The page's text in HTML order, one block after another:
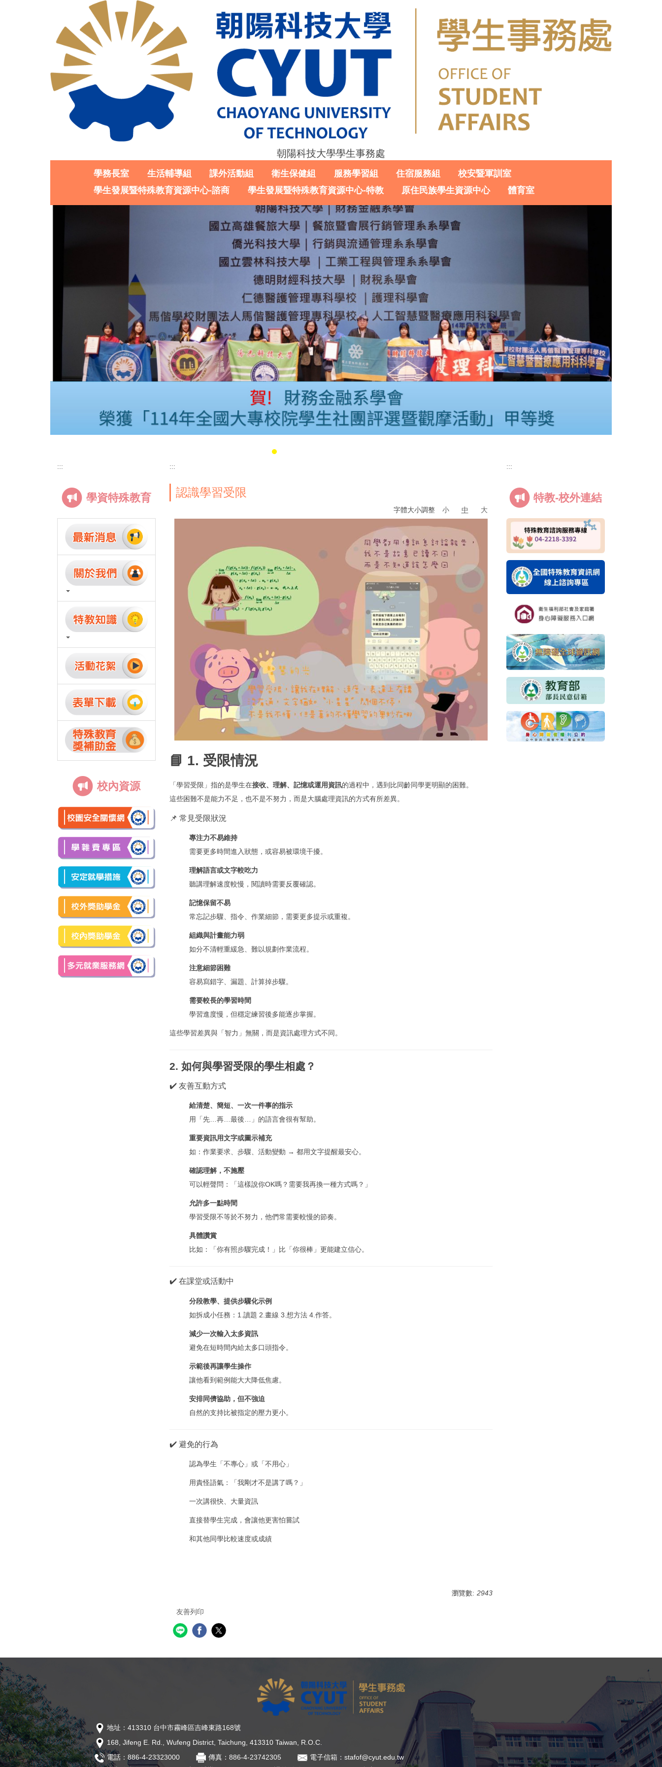
朝陽科技大學學生事務處
學務長室 生活輔導組 課外活動組 衛生保健組 服務學習組 住宿服務組
校安暨軍訓室
學生發展暨特殊教育資源中心-諮商
學生發展暨特殊教育資源中心-特教 原住民族學生資源中心 體育室
:::
學資特殊教育
校內資源
:::
認識學習受限
字體大小調整 小 中 大
📘 1. 受限情況
「學習受限」指的是學生在接收、理解、記憶或運用資訊的過程中，遇到比同齡同學更明顯的困難。
這些困難不是能力不足，也不是不努力，而是大腦處理資訊的方式有所差異。
📌 常見受限狀況
專注力不易維持
需要更多時間進入狀態，或容易被環境干擾。
理解語言或文字較吃力
聽講理解速度較慢，閱讀時需要反覆確認。
記憶保留不易
常忘記步驟、指令、作業細節，需要更多提示或重複。
組織與計畫能力弱
如分不清輕重緩急、難以規劃作業流程。
注意細節困難
容易寫錯字、漏題、計算掉步驟。
需要較長的學習時間
學習進度慢，但穩定練習後多能逐步掌握。
這些學習差異與「智力」無關，而是資訊處理方式不同。
2. 如何與學習受限的學生相處？
✔️ 友善互動方式
給清楚、簡短、一次一件事的指示
用「先…再…最後…」的語言會很有幫助。
重要資訊用文字或圖示補充
如：作業要求、步驟、活動變動 → 都用文字提醒最安心。
確認理解，不施壓
可以輕聲問：「這樣說你OK嗎？需要我再換一種方式嗎？」
允許多一點時間
學習受限不等於不努力，他們常需要較慢的節奏。
具體讚賞
比如：「你有照步驟完成！」比「你很棒」更能建立信心。
✔️ 在課堂或活動中
分段教學、提供步驟化示例
如拆成小任務：1.讀題 2.畫線 3.想方法 4.作答。
減少一次輸入太多資訊
避免在短時間內給太多口頭指令。
示範後再讓學生操作
讓他看到範例能大大降低焦慮。
安排同儕協助，但不強迫
自然的支持比被指定的壓力更小。
✔️ 避免的行為
認為學生「不專心」或「不用心」
用責怪語氣：「我剛才不是講了嗎？」
一次講很快、大量資訊
直接替學生完成，會讓他更害怕嘗試
和其他同學比較速度或成績
瀏覽數: 2943
友善列印
:::
特教-校外連結
地址：413310 台中市霧峰區吉峰東路168號
168, Jifeng E. Rd., Wufeng District, Taichung, 413310 Taiwan, R.O.C.
電話：886-4-23323000
傳真：886-4-23742305
電子信箱：stafof@cyut.edu.tw